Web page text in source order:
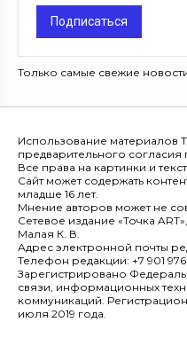
Подписаться
Только самые свежие
Использование материалов
предварительного согласия
Все права на картинки и
Сайт может содержать
младше 16 лет.
Мнение авторов может не
Сетевое издание «Точка
Малая К. В.
Адрес электронной почты
Телефон редакции: +7 901 976
Зарегистрировано
связи, информационных
коммуникаций.
июля 2019 года.